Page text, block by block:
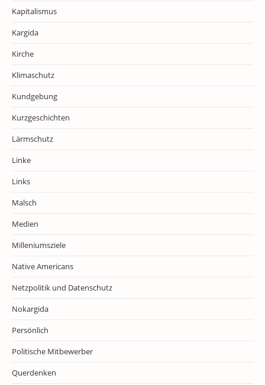
Kapitalismus
Kargida
Kirche
Klimaschutz
Kundgebung
Kurzgeschichten
Lärmschutz
Linke
Links
Malsch
Medien
Milleniumsziele
Native Americans
Netzpolitik und Datenschutz
Nokargida
Persönlich
Politische Mitbewerber
Querdenken